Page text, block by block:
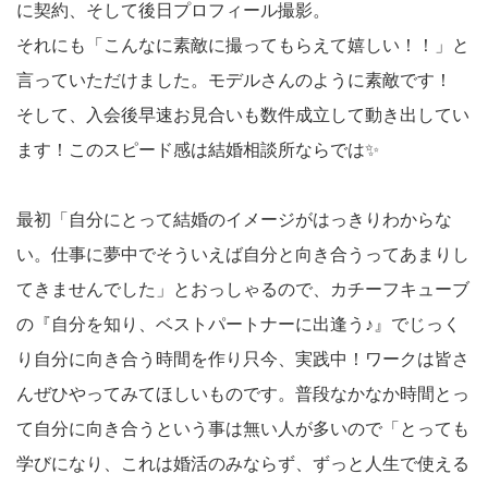
に契約、そして後日プロフィール撮影。
それにも「こんなに素敵に撮ってもらえて嬉しい！！」と
言っていただけました。モデルさんのように素敵です！
そして、入会後早速お見合いも数件成立して動き出してい
ます！このスピード感は結婚相談所ならでは✨
最初「自分にとって結婚のイメージがはっきりわからな
い。仕事に夢中でそういえば自分と向き合うってあまりし
てきませんでした」とおっしゃるので、カチーフキューブ
の『自分を知り、ベストパートナーに出逢う♪』でじっく
り自分に向き合う時間を作り只今、実践中！ ワークは皆さ
んぜひやってみてほしいものです。普段なかなか時間とっ
て自分に向き合うという事は無い人が多いので「とっても
学びになり、これは婚活のみならず、ずっと人生で使える